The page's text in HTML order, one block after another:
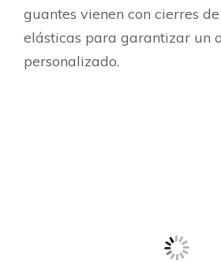
guantes vienen con cierres
elásticas para garantizar un
personalizado.